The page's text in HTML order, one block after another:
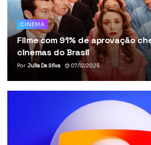
CINEMA
Filme com 91% de aprovação
cinemas do Brasil
Por Julia Da Silva 07/12/2025